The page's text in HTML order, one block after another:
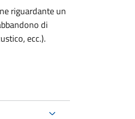
riguardante un
di
ecc.).